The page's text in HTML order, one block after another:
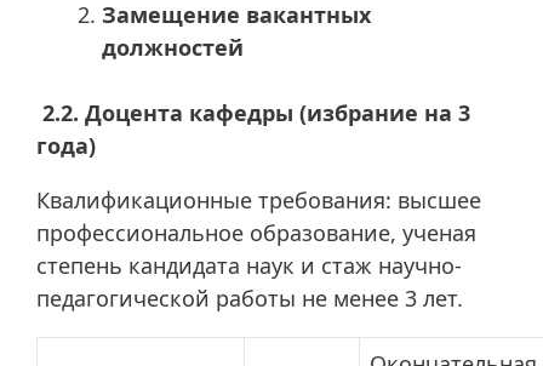
Замещение вакантных
должностей
2.2. Доцента кафедры (избрание на 3
года)
Квалификационные требования: высшее
профессиональное образование, ученая
степень кандидата наук и стаж научно-
педагогической работы не менее 3 лет.